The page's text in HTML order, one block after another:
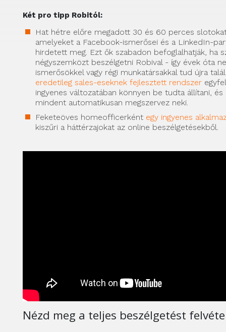
Két pro tipp Robitól:
Hat hétre előre megadott 30 és 60 perces
amelyeket a Facebook-ismerősei és a LinkedIn-
hirdetett meg. Ezt ők szabadon befoglalhatják, ha
négyszemközt beszélgetni Robival - így évek óta
ismerősökkel vagy régi munkatársakkal tud újra
eredetileg sales-eseknek fejlesztett rendszer
ingyenes változatában könnyen be tudta állítani, és
mindent automatikusan megszervez neki.
Feketeöves homeofficerként egy ingyenes
kiszűri a háttérzajokat az online beszélgetésekből.
Nézd meg a teljes beszélgetést